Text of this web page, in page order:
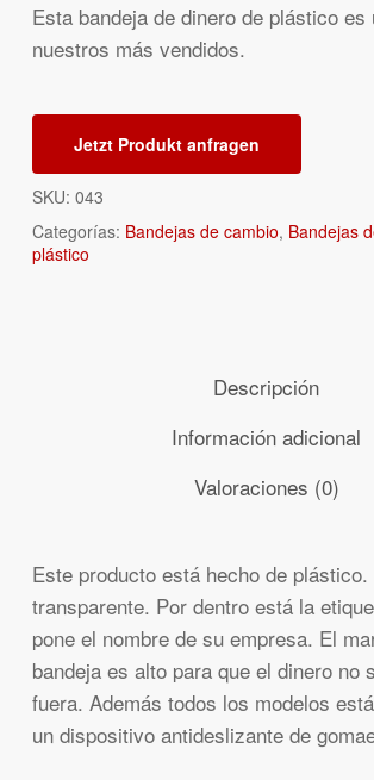
Esta bandeja de dinero de plástico es
nuestros más vendidos.
Jetzt Produkt anfragen
SKU: 043
Categorías: Bandejas de cambio, Bandejas
plástico
Descripción
Información adicional
Valoraciones (0)
Este producto está hecho de
transparente. Por dentro está la
pone el nombre de su empresa. El
bandeja es alto para que el dinero no
fuera. Además todos los modelos
un dispositivo antideslizante de